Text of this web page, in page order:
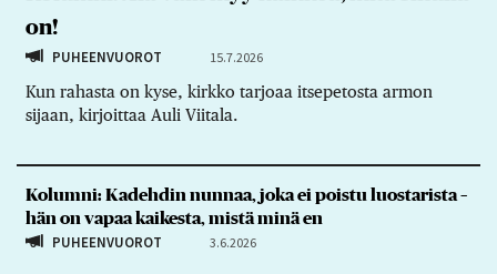
on!
PUHEENVUOROT 15.7.2026
Kun rahasta on kyse, kirkko tarjoaa itsepetosta armon
sijaan, kirjoittaa Auli Viitala.
Kolumni: Kadehdin nunnaa, joka ei poistu luostarista –
hän on vapaa kaikesta, mistä minä en
PUHEENVUOROT 3.6.2026